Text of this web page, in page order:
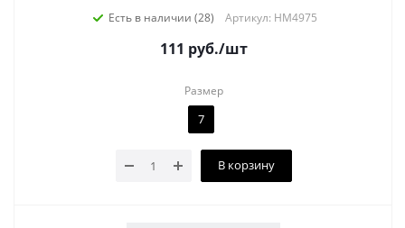
Есть в наличии (28) Артикул: HM4975
111 руб./шт
Размер
7
В корзину